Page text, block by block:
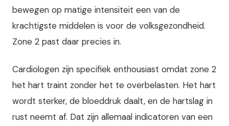
bewegen op matige intensiteit een van de
krachtigste middelen is voor de volksgezondheid.
Zone 2 past daar precies in.
Cardiologen zijn specifiek enthousiast omdat zone 2
het hart traint zonder het te overbelasten. Het hart
wordt sterker, de bloeddruk daalt, en de hartslag in
rust neemt af. Dat zijn allemaal indicatoren van een